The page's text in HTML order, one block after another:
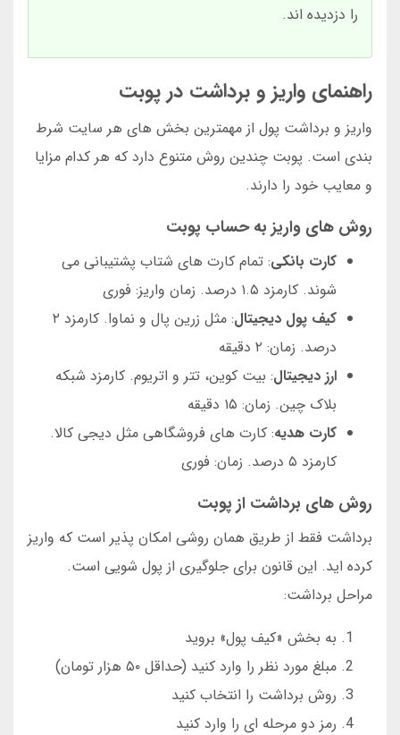
را دزدیده اند.
راهنمای واریز و برداشت در پوبت
واریز و برداشت پول از مهمترین بخش های هر سایت شرط
بندی است. پوبت چندین روش متنوع دارد که هر کدام مزایا
و معایب خود را دارند.
روش های واریز به حساب پوبت
کارت بانکی: تمام کارت های شتاب پشتیبانی می
شوند. کارمزد ۱.۵ درصد. زمان واریز: فوری
کیف پول دیجیتال
: مثل زرین پال و نماوا. کارمزد ۲
درصد. زمان: ۲ دقیقه
ارز دیجیتال: بیت کوین، تتر و اتریوم. کارمزد شبکه
بلاک چین. زمان: ۱۵ دقیقه
کارت هدیه: کارت های فروشگاهی مثل دیجی کالا.
کارمزد ۵ درصد. زمان: فوری
روش های برداشت از پوبت
برداشت فقط از طریق همان روشی امکان پذیر است که واریز
کرده اید. این قانون برای جلوگیری از پول شویی است.
مراحل برداشت:
به بخش «کیف پول» بروید
مبلغ مورد نظر را وارد کنید (حداقل ۵۰ هزار تومان)
روش برداشت را انتخاب کنید
رمز دو مرحله ای را وارد کنید